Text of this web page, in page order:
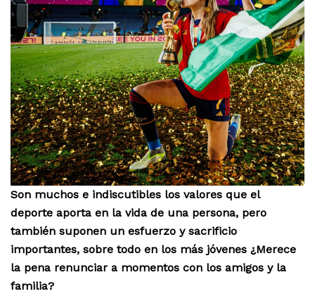
Son muchos e indiscutibles los valores que el
deporte aporta en la vida de una persona, pero
también suponen un esfuerzo y sacrificio
importantes, sobre todo en los más jóvenes ¿Merece
la pena renunciar a momentos con los amigos y la
familia?